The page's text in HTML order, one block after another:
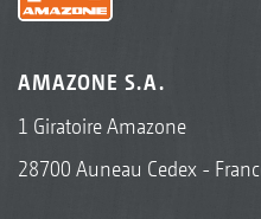
AMAZONE S.A.
1 Giratoire Amazone
28700 Auneau Cedex -